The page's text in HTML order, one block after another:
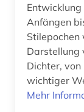
Anfängen
Stilepochen
Darstellung
Dichter,
wichtiger
Mehr